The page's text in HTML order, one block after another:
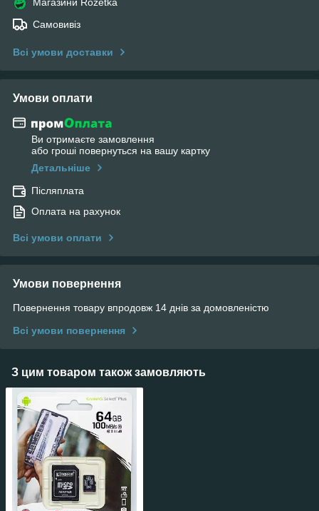
Самовивіз
Всі умови доставки
Умови оплати
Ви отримаєте замовлення
або гроші повернуться на вашу картку
Детальніше
Післяплата
Оплата на рахунок
Всі умови оплати
Умови повернення
Повернення товару впродовж 14 днів за домовленістю
Всі умови повернення
З цим товаром також замовляють